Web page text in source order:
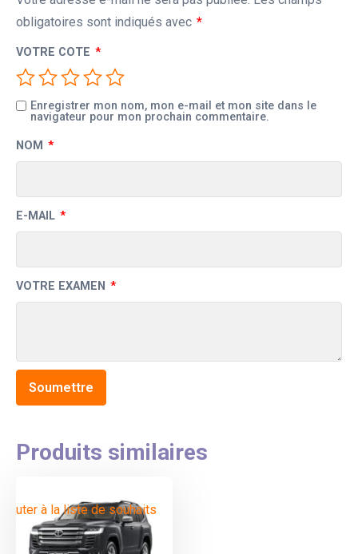
obligatoires sont indiqués avec *
VOTRE COTE *
VOTRE EXAMEN *
NOM *
E-MAIL *
Enregistrer mon nom, mon e-mail et mon site dans le
navigateur pour mon prochain commentaire.
Produits similaires
à la liste de souhaits